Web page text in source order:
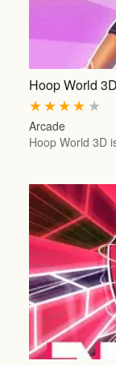
Hoop World 3D
★
★
★
★
★
Arcade
Hoop World 3D